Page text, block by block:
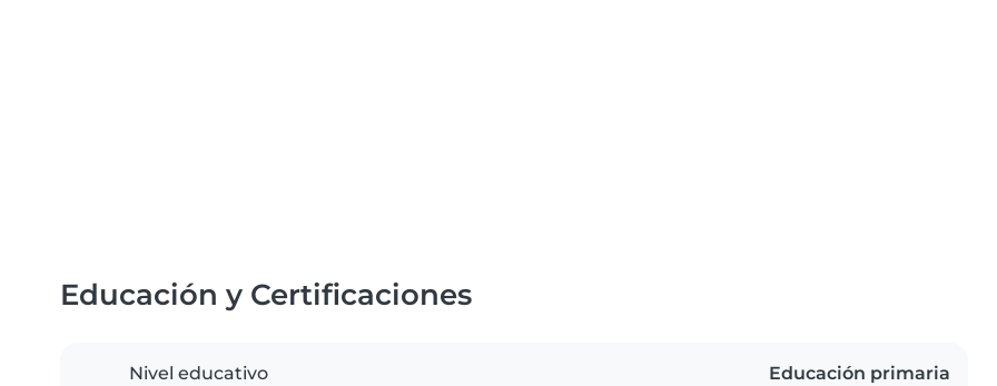
Educación y Certificaciones
Nivel educativo Educación primaria